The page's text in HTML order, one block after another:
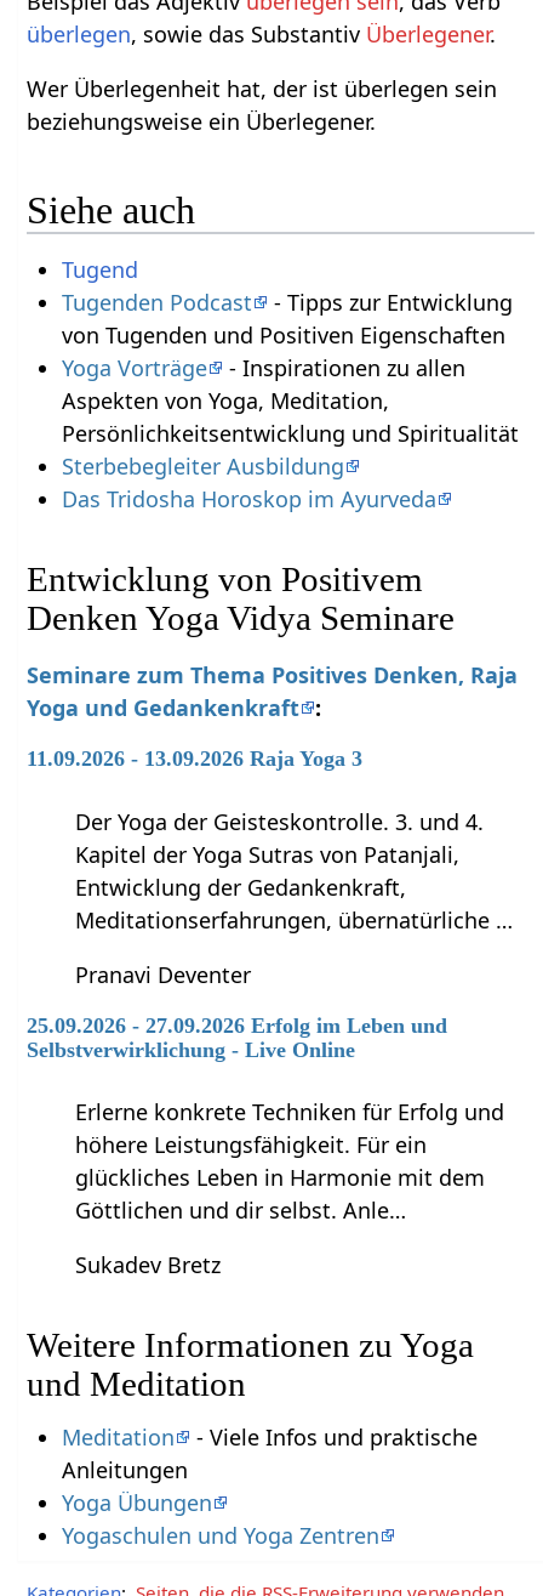
überlegen, sowie das Substantiv Überlegener.
Wer Überlegenheit hat, der ist überlegen sein
beziehungsweise ein Überlegener.
Siehe auch
Tugend
Tugenden Podcast
- Tipps zur Entwicklung
von Tugenden und Positiven Eigenschaften
Yoga Vorträge
- Inspirationen zu allen
Aspekten von Yoga, Meditation,
Persönlichkeitsentwicklung und Spiritualität
Sterbebegleiter Ausbildung
Das Tridosha Horoskop im Ayurveda
Entwicklung von Positivem
Denken Yoga Vidya Seminare
Seminare zum Thema Positives Denken, Raja
Yoga und Gedankenkraft :
11.09.2026 - 13.09.2026 Raja Yoga 3
Der Yoga der Geisteskontrolle. 3. und 4.
Kapitel der Yoga Sutras von Patanjali,
Entwicklung der Gedankenkraft,
Meditationserfahrungen, übernatürliche …
Pranavi Deventer
25.09.2026 - 27.09.2026 Erfolg im Leben und
Selbstverwirklichung - Live Online
Erlerne konkrete Techniken für Erfolg und
höhere Leistungsfähigkeit. Für ein
glückliches Leben in Harmonie mit dem
Göttlichen und dir selbst. Anle…
Sukadev Bretz
Weitere Informationen zu Yoga
und Meditation
Meditation
- Viele Infos und praktische
Anleitungen
Yoga Übungen
Yogaschulen und Yoga Zentren